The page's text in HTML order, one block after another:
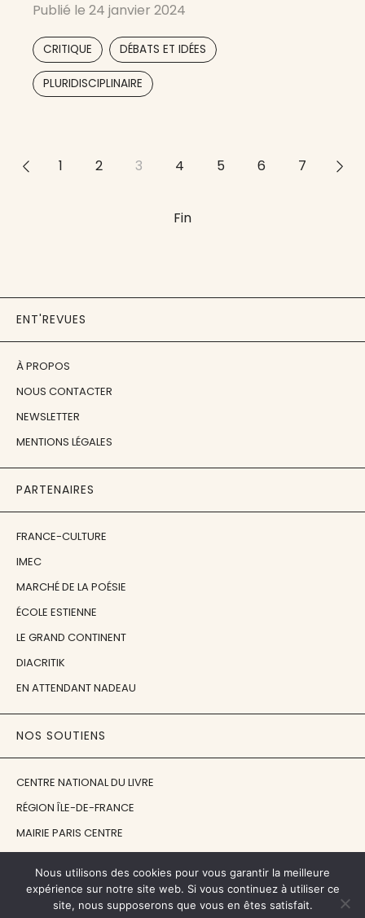
facettes qui nous permettent d’observer les
choses sous
Publié le 24 janvier 2024
CRITIQUE DÉBATS ET IDÉES
PLURIDISCIPLINAIRE
<< 1 2 3 4 5 6 7 >>
Fin
ENT'REVUES
À PROPOS
NOUS CONTACTER
NEWSLETTER
MENTIONS LÉGALES
PARTENAIRES
FRANCE-CULTURE
IMEC
MARCHÉ DE LA POÉSIE
ÉCOLE ESTIENNE
LE GRAND CONTINENT
DIACRITIK
EN ATTENDANT NADEAU
NOS SOUTIENS
CENTRE NATIONAL DU LIVRE
RÉGION ÎLE-DE-FRANCE
MAIRIE PARIS CENTRE
FONDATION JAN MICHALSKI
Nous utilisons des cookies pour vous garantir la meilleure
expérience sur notre site web. Si vous continuez à utiliser ce
site, nous supposerons que vous en êtes satisfait.